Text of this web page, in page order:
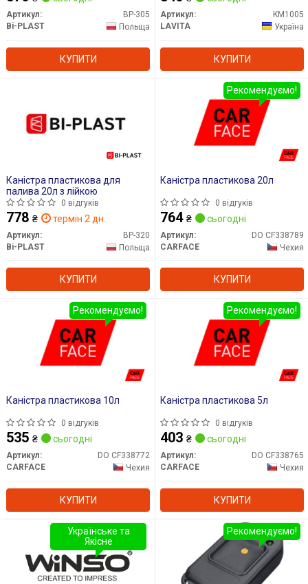
Артикул:
BP-305
Bi-PLAST
Польща
КУПИТИ
Артикул:
KM1005
LAVITA
Україна
КУПИТИ
Каністра пластикова для
палива 20л з лійкою
0 відгуків
778 ₴ термін 2 дн.
Артикул:
BP-320
Bi-PLAST
Польща
КУПИТИ
Каністра пластикова 20л
0 відгуків
764 ₴ сьогодні
Артикул:
DO CF338789
CARFACE
Чехия
КУПИТИ
Рекомендуємо!
Каністра пластикова 10л
0 відгуків
535 ₴ сьогодні
Артикул:
DO CF338772
CARFACE
Чехия
КУПИТИ
Рекомендуємо!
Каністра пластикова 5л
0 відгуків
403 ₴ сьогодні
Артикул:
DO CF338765
CARFACE
Чехия
КУПИТИ
Рекомендуємо!
Українське та
Якісне
Рекомендуємо!